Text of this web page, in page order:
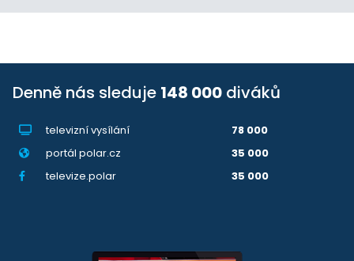
Denně nás sleduje 148 000 diváků
televizní vysílání
78 000
portál polar.cz
35 000
televize.polar
35 000